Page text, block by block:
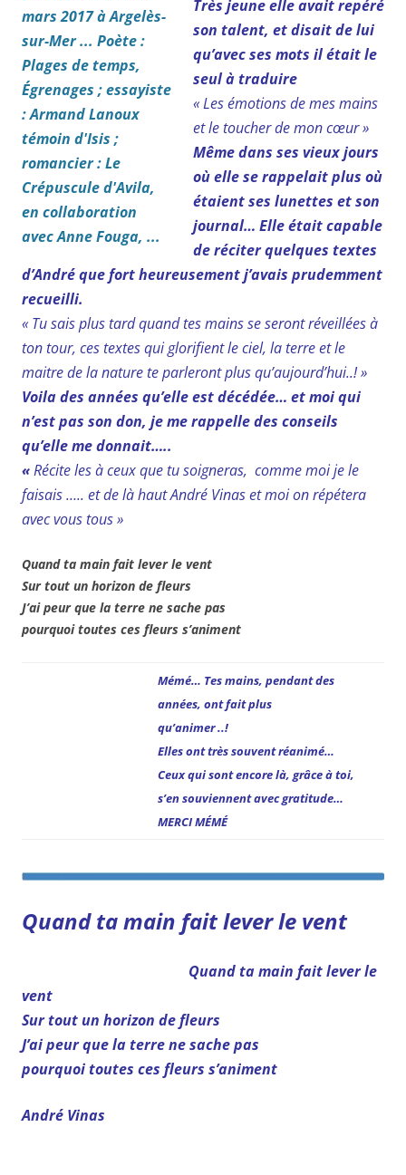
Très jeune elle avait repéré
son talent, et disait de lui
qu’avec ses mots il était le
seul à traduire
« Les émotions de mes mains
et le toucher de mon cœur »
Même dans ses vieux jours
où elle se rappelait plus où
étaient ses lunettes et son
journal… Elle était capable
de réciter quelques textes
d’André que fort heureusement j’avais prudemment
recueilli.
« Tu sais plus tard quand tes mains se seront réveillées à
ton tour, ces textes qui glorifient le ciel, la terre et le
maitre de la nature te parleront plus qu’aujourd’hui..! »
Voila des années qu’elle est décédée… et moi qui
n’est pas son don, je me rappelle des conseils
qu’elle me donnait…..
«Récite les à ceux que tu soigneras, comme moi je le
faisais ….. et de là haut André Vinas et moi on répétera
avec vous tous »
Quand ta main fait lever le vent
Sur tout un horizon de fleurs
J’ai peur que la terre ne sache pas
pourquoi toutes ces fleurs s’animent
Mémé… Tes mains, pendant des
années, ont fait plus
qu’animer ..!
Elles ont très souvent réanimé…
Ceux qui sont encore là, grâce à toi,
s’en souviennent avec gratitude…
MERCI MÉMÉ
Quand ta main fait lever le vent
Quand ta main fait lever le
vent
Sur tout un horizon de fleurs
J’ai peur que la terre ne sache pas
pourquoi toutes ces fleurs s’animent
André Vinas